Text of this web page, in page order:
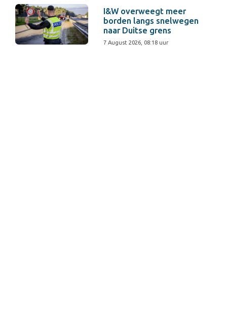
I&W overweegt meer
borden langs snelwegen
naar Duitse grens
7 August 2026, 08:18 uur